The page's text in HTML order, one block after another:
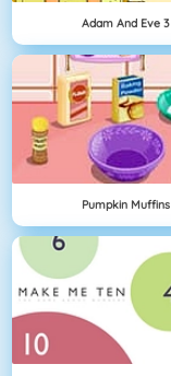
Adam And Eve 3
Pumpkin Muffins